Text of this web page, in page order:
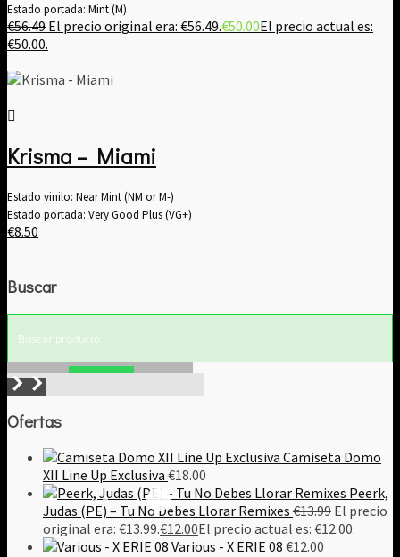
Estado portada: Mint (M)
€56.49 El precio original era: €56.49.€50.00El precio actual es:
€50.00.
Krisma – Miami
Estado vinilo: Near Mint (NM or M-)
Estado portada: Very Good Plus (VG+)
€8.50
Buscar
Ofertas
Camiseta Domo
XII Line Up Exclusiva €18.00
Peerk,
Judas (PE) – Tu No Debes Llorar Remixes €13.99 El precio
original era: €13.99.€12.00El precio actual es: €12.00.
Various - X ERIE 08 €12.00